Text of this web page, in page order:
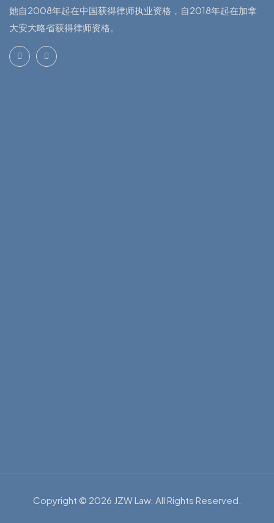
她自2008年起在中国获得律师执业资格，自2018年起在加拿
大安大略省获得律师资格。
Copyright © 2026 JZW Law. All Rights Reserved.